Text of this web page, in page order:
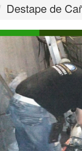
Destape de